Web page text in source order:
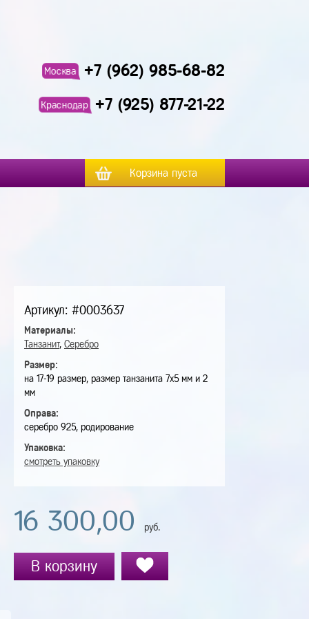
Москва +7 (962) 985-68-82
Краснодар +7 (925) 877-21-22
Корзина пуста
Артикул: #0003637
Материалы:
Танзанит, Серебро
Размер:
на 17-19 размер, размер танзанита 7х5 мм и 2
мм
Оправа:
серебро 925, родирование
Упаковка:
смотреть упаковку
16 300,00 руб.
В корзину